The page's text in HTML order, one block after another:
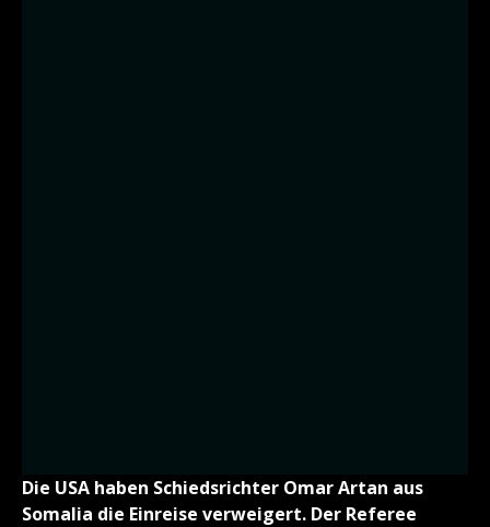
Die USA haben Schiedsrichter Omar Artan aus
Somalia die Einreise verweigert. Der Referee